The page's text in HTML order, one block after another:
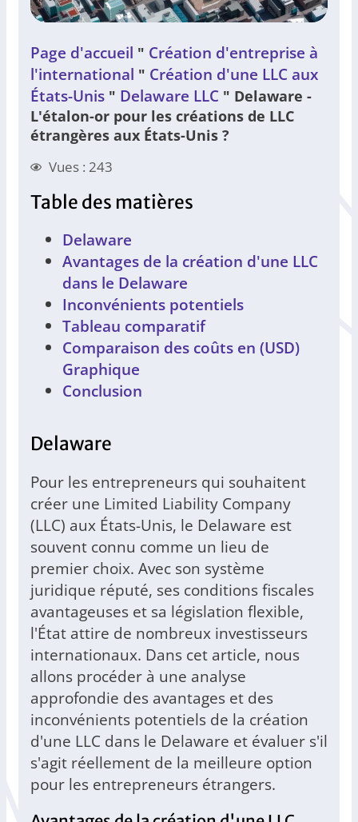
Page d'accueil " Création d'entreprise à
l'international " Création d'une LLC aux
États-Unis " Delaware LLC " Delaware -
L'étalon-or pour les créations de LLC
étrangères aux États-Unis ?
Vues : 243
Table des matières
Delaware
Avantages de la création d'une LLC
dans le Delaware
Inconvénients potentiels
Tableau comparatif
Comparaison des coûts en (USD)
Graphique
Conclusion
Delaware
Pour les entrepreneurs qui souhaitent
créer une Limited Liability Company
(LLC) aux États-Unis, le Delaware est
souvent connu comme un lieu de
premier choix. Avec son système
juridique réputé, ses conditions fiscales
avantageuses et sa législation flexible,
l'État attire de nombreux investisseurs
internationaux. Dans cet article, nous
allons procéder à une analyse
approfondie des avantages et des
inconvénients potentiels de la création
d'une LLC dans le Delaware et évaluer s'il
s'agit réellement de la meilleure option
pour les entrepreneurs étrangers.